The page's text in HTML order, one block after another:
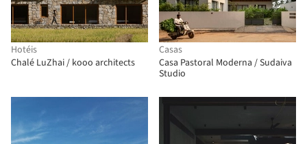
Hotéis
Chalé LuZhai / kooo architects
Casas
Casa Pastoral Moderna / Sudaiva
Studio